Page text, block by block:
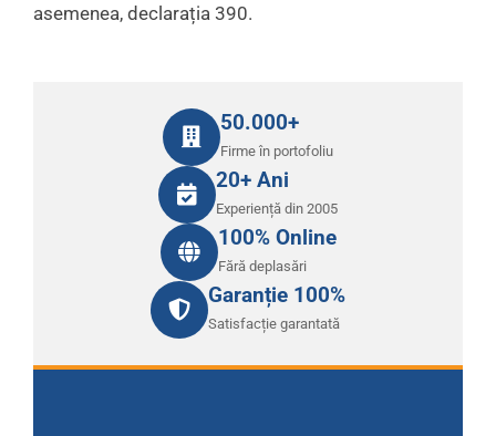
asemenea, declarația 390.
50.000+
Firme în portofoliu
20+ Ani
Experiență din 2005
100% Online
Fără deplasări
Garanție 100%
Satisfacție garantată